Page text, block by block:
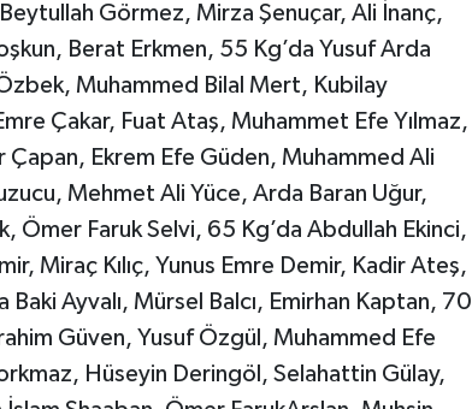
Görmez, Mirza Şenuçar, Ali İnanç,
Berat Erkmen, 55 Kg’da Yusuf Arda
Muhammed Bilal Mert, Kubilay
Çakar, Fuat Ataş, Muhammet Efe Yılmaz,
Ekrem Efe Güden, Muhammed Ali
Mehmet Ali Yüce, Arda Baran Uğur,
Ömer Faruk Selvi, 65 Kg’da Abdullah Ekinci,
Miraç Kılıç, Yunus Emre Demir, Kadir Ateş,
Ayvalı, Mürsel Balcı, Emirhan Kaptan, 70
Güven, Yusuf Özgül, Muhammed Efe
Hüseyin Deringöl, Selahattin Gülay,